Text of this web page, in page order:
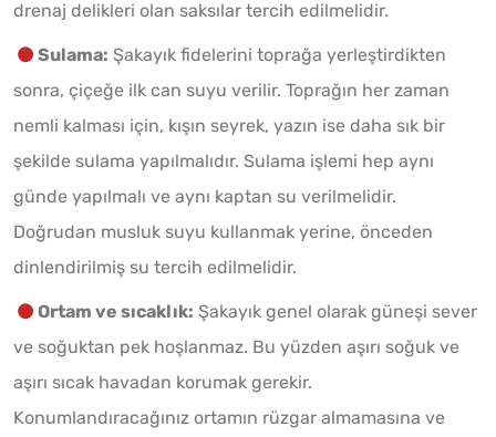
drenaj delikleri olan saksılar tercih edilmelidir.
Sulama: Şakayık fidelerini toprağa yerleştirdikten
sonra, çiçeğe ilk can suyu verilir. Toprağın her zaman
nemli kalması için, kışın seyrek, yazın ise daha sık bir
şekilde sulama yapılmalıdır. Sulama işlemi hep aynı
günde yapılmalı ve aynı kaptan su verilmelidir.
Doğrudan musluk suyu kullanmak yerine, önceden
dinlendirilmiş su tercih edilmelidir.
Ortam ve sıcaklık: Şakayık genel olarak güneşi sever
ve soğuktan pek hoşlanmaz. Bu yüzden aşırı soğuk ve
aşırı sıcak havadan korumak gerekir.
Konumlandıracağınız ortamın rüzgar almamasına ve